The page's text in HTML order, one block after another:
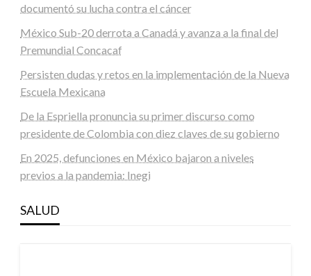
documentó su lucha contra el cáncer
México Sub-20 derrota a Canadá y avanza a la final del
Premundial Concacaf
Persisten dudas y retos en la implementación de la Nueva
Escuela Mexicana
De la Espriella pronuncia su primer discurso como
presidente de Colombia con diez claves de su gobierno
En 2025, defunciones en México bajaron a niveles
previos a la pandemia: Inegi
SALUD